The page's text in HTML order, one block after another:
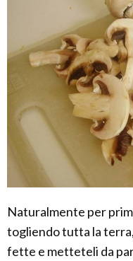
Naturalmente per
togliendo tutta la
fette e metteteli da